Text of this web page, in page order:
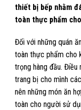
thiết bị bếp nhằm
toàn thực phẩm
Đối với những quán
toàn thực phẩm cho
trọng hàng đầu. Điều
trang bị cho mình
nên những món ăn
toàn cho người sử